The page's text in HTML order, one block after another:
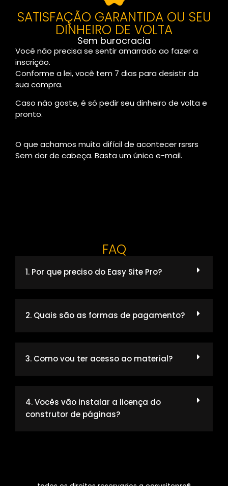
SATISFAÇÃO GARANTIDA OU SEU
DINHEIRO DE VOLTA
Sem burocracia
Você não precisa se sentir amarrado ao fazer a
inscrição.
Conforme a lei, você tem 7 dias para desistir da
sua compra.
Caso não goste, é só pedir seu dinheiro de volta e
pronto.
O que achamos muito difícil de acontecer rsrsrs
Sem dor de cabeça. Basta um único e-mail.
FAQ
1. Por que preciso do Easy Site Pro?
2. Quais são as formas de pagamento?
3. Como vou ter acesso ao material?
4. Vocês vão instalar a licença do
construtor de páginas?